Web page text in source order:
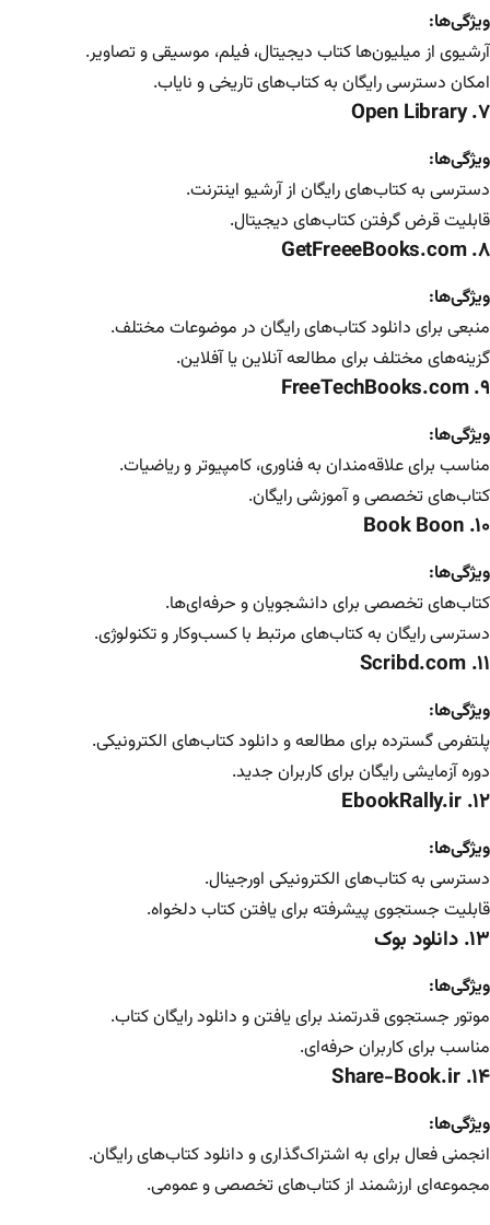
ویژگی‌ها:
آرشیوی از میلیون‌ها کتاب دیجیتال، فیلم، موسیقی و تصاویر.
امکان دسترسی رایگان به کتاب‌های تاریخی و نایاب.
۷. Open Library
ویژگی‌ها:
دسترسی به کتاب‌های رایگان از آرشیو اینترنت.
قابلیت قرض گرفتن کتاب‌های دیجیتال.
۸. GetFreeeBooks.com
ویژگی‌ها:
منبعی برای دانلود کتاب‌های رایگان در موضوعات مختلف.
گزینه‌های مختلف برای مطالعه آنلاین یا آفلاین.
۹. FreeTechBooks.com
ویژگی‌ها:
مناسب برای علاقه‌مندان به فناوری، کامپیوتر و ریاضیات.
کتاب‌های تخصصی و آموزشی رایگان.
۱۰. Book Boon
ویژگی‌ها:
کتاب‌های تخصصی برای دانشجویان و حرفه‌ای‌ها.
دسترسی رایگان به کتاب‌های مرتبط با کسب‌وکار و تکنولوژی.
۱۱. Scribd.com
ویژگی‌ها:
پلتفرمی گسترده برای مطالعه و دانلود کتاب‌های الکترونیکی.
دوره آزمایشی رایگان برای کاربران جدید.
۱۲. EbookRally.ir
ویژگی‌ها:
دسترسی به کتاب‌های الکترونیکی اورجینال.
قابلیت جستجوی پیشرفته برای یافتن کتاب دلخواه.
۱۳. دانلود بوک
ویژگی‌ها:
موتور جستجوی قدرتمند برای یافتن و دانلود رایگان کتاب.
مناسب برای کاربران حرفه‌ای.
۱۴. Share-Book.ir
ویژگی‌ها:
انجمنی فعال برای به اشتراک‌گذاری و دانلود کتاب‌های رایگان.
مجموعه‌ای ارزشمند از کتاب‌های تخصصی و عمومی.